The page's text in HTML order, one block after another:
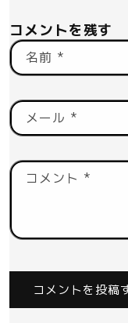
コメントを残す
名前 *
メール *
コメント *